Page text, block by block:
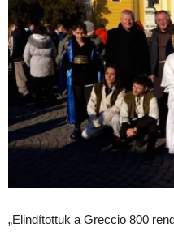
„Elindítottuk a Greccio 800